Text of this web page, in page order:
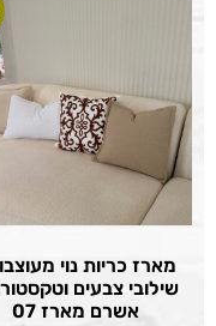
מארז כריות נוי
שילובי צבעים
אשרם מארז 07